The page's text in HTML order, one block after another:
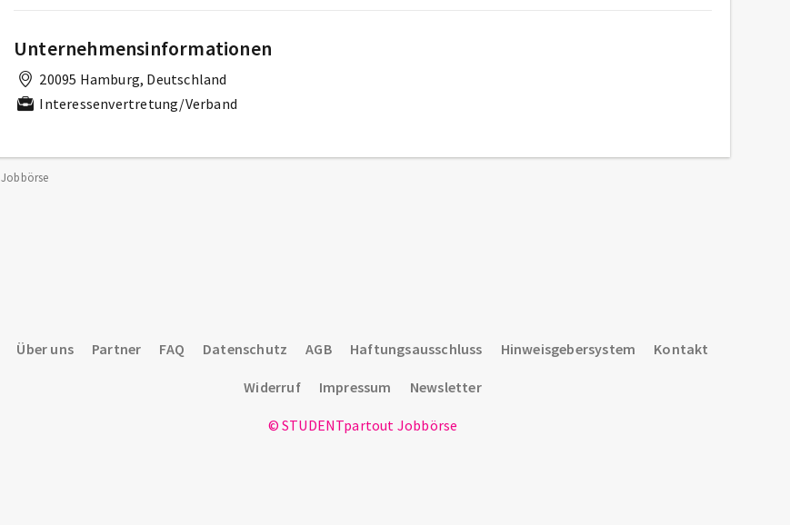
Unternehmensinformationen
20095 Hamburg, Deutschland
Interessenvertretung/Verband
Jobbörse
Über uns Partner FAQ Datenschutz AGB Haftungsausschluss Hinweisgebersystem Kontakt
Widerruf Impressum Newsletter
© STUDENTpartout Jobbörse